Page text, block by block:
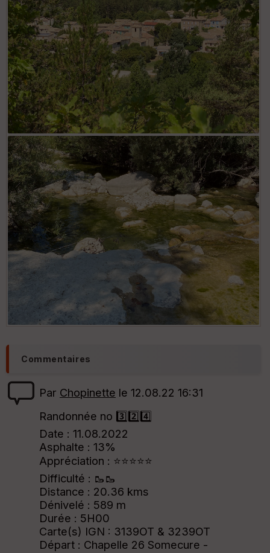
Commentaires
Par Chopinette le 12.08.22 16:31
Randonnée no 3️⃣2️⃣4️⃣
Date : 11.08.2022
Asphalte : 13%
Appréciation : ⭐⭐⭐⭐⭐
Difficulté : 🥾🥾
Distance : 20.36 kms
Dénivelé : 589 m
Durée : 5H00
Carte(s) IGN : 3139OT & 3239OT
Départ : Chapelle 26 Somecure -